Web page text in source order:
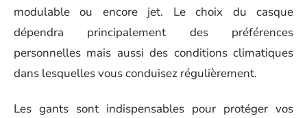
modulable ou encore jet. Le choix du casque
dépendra principalement des préférences
personnelles mais aussi des conditions climatiques
dans lesquelles vous conduisez régulièrement.
Les gants sont indispensables pour protéger vos